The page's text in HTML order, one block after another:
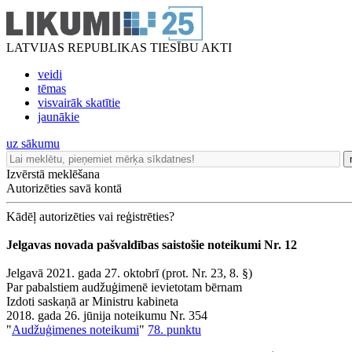
LATVIJAS REPUBLIKAS TIESĪBU AKTI
veidi
tēmas
visvairāk skatītie
jaunākie
uz sākumu
Izvērstā meklēšana
Autorizēties savā kontā
Kādēļ autorizēties vai reģistrēties?
Jelgavas novada pašvaldības saistošie noteikumi Nr. 12
Jelgavā 2021. gada 27. oktobrī (prot. Nr. 23, 8. §)
Par pabalstiem audžuģimenē ievietotam bērnam
Izdoti saskaņā ar Ministru kabineta
2018. gada 26. jūnija noteikumu Nr. 354
"Audžuģimenes noteikumi" 78. punktu